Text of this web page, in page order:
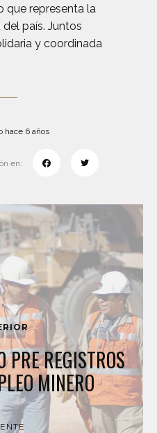
que representa la
país. Juntos
y coordinada
hace 6 años
en:
REGISTROS
MINERO